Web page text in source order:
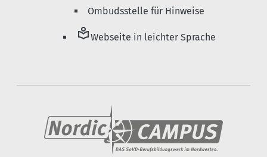
Ombudsstelle für Hinweise
local_libraryWebseite in leichter Sprache